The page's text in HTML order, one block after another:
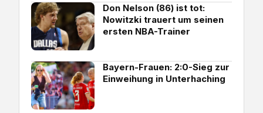
Don Nelson (86) ist tot:
Nowitzki trauert um seinen
ersten NBA-Trainer
Bayern-Frauen: 2:0-Sieg zur
Einweihung in Unterhaching